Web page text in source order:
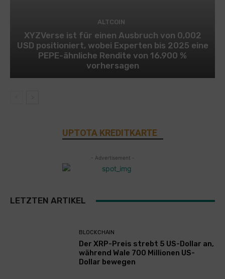
ALTCOIN
XYZVerse ist für einen Ausbruch von 0,002
USD positioniert, wobei Experten bis 2025 eine
PEPE-ähnliche Rendite von 16.900 %
vorhersagen
UPTOTA KREDITKARTE
- Advertisement -
LETZTEN ARTIKEL
BLOCKCHAIN
Der XRP-Preis strebt 5 US-Dollar an,
während Wale 700 Millionen US-
Dollar bewegen